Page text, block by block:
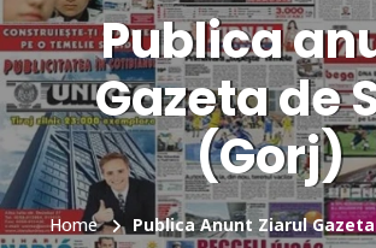
Publica
Gazeta de
(Gorj)
Home Publica Anunt Ziarul Gazeta